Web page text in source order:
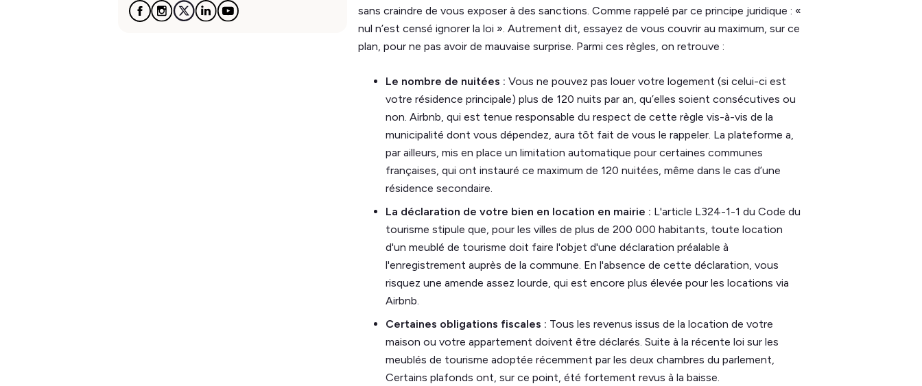
sans craindre de vous exposer à des sanctions. Comme rappelé par ce principe juridique : «
nul n’est censé ignorer la loi ». Autrement dit, essayez de vous couvrir au maximum, sur ce
plan, pour ne pas avoir de mauvaise surprise. Parmi ces règles, on retrouve :
Le nombre de nuitées : Vous ne pouvez pas louer votre logement (si celui-ci est
votre résidence principale) plus de 120 nuits par an, qu’elles soient consécutives ou
non. Airbnb, qui est tenue responsable du respect de cette règle vis-à-vis de la
municipalité dont vous dépendez, aura tôt fait de vous le rappeler. La plateforme a,
par ailleurs, mis en place un limitation automatique pour certaines communes
françaises, qui ont instauré ce maximum de 120 nuitées, même dans le cas d’une
résidence secondaire.
La déclaration de votre bien en location en mairie : L'article L324-1-1 du Code du
tourisme stipule que, pour les villes de plus de 200 000 habitants, toute location
d'un meublé de tourisme doit faire l'objet d'une déclaration préalable à
l'enregistrement auprès de la commune. En l'absence de cette déclaration, vous
risquez une amende assez lourde, qui est encore plus élevée pour les locations via
Airbnb.
Certaines obligations fiscales : Tous les revenus issus de la location de votre
maison ou votre appartement doivent être déclarés. Suite à la récente loi sur les
meublés de tourisme adoptée récemment par les deux chambres du parlement,
Certains plafonds ont, sur ce point, été fortement revus à la baisse.